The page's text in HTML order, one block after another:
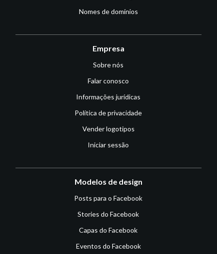
Nomes de domínios
Empresa
Sobre nós
Falar conosco
Informações jurídicas
Política de privacidade
Vender logotipos
Iniciar sessão
Modelos de design
Posts para o Facebook
Stories do Facebook
Capas do Facebook
Eventos do Facebook